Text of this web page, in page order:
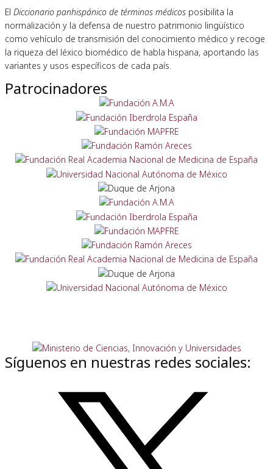
El Diccionario panhispánico de términos médicos posibilita la
normalización y la defensa de nuestro patrimonio lingüístico
como vehículo de transmisión del conocimiento médico y recoge
la riqueza del léxico biomédico de habla hispana, aportando las
variantes y usos específicos de cada país.
Patrocinadores
Síguenos en nuestras redes sociales: